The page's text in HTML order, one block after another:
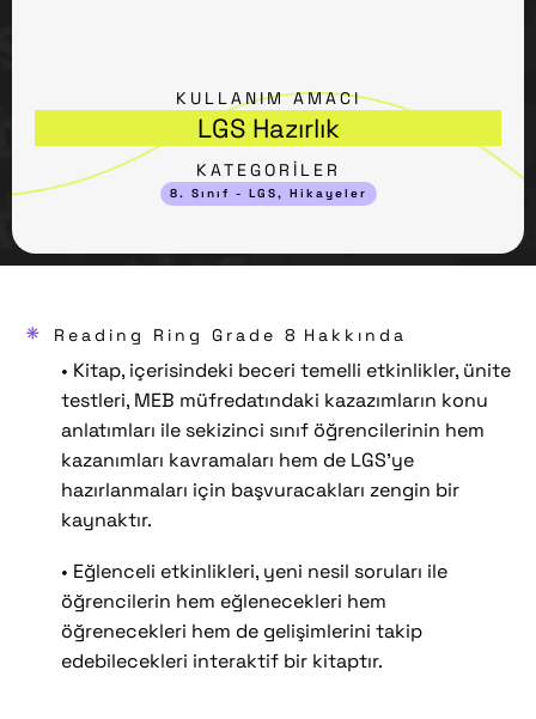
KULLANIM AMACI
LGS Hazırlık
KATEGORİLER
8. Sınıf - LGS, Hikayeler
* Reading Ring Grade 8 Hakkında
• Kitap, içerisindeki beceri temelli etkinlikler, ünite
testleri, MEB müfredatındaki kazazımların konu
anlatımları ile sekizinci sınıf öğrencilerinin hem
kazanımları kavramaları hem de LGS’ye
hazırlanmaları için başvuracakları zengin bir
kaynaktır.
• Eğlenceli etkinlikleri, yeni nesil soruları ile
öğrencilerin hem eğlenecekleri hem
öğrenecekleri hem de gelişimlerini takip
edebilecekleri interaktif bir kitaptır.